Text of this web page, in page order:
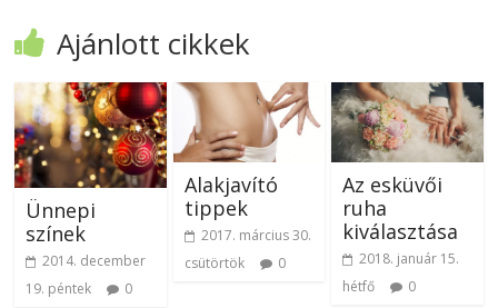
Ajánlott cikkek
Ünnepi
színek
2014. december
19. péntek
0
Alakjavító
tippek
2017. március 30.
csütörtök
0
Az esküvői
ruha
kiválasztása
2018. január 15.
hétfő
0